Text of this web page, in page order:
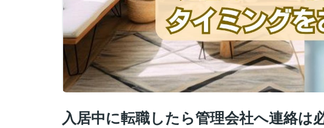
入居中に転職したら管理会社へ連絡は